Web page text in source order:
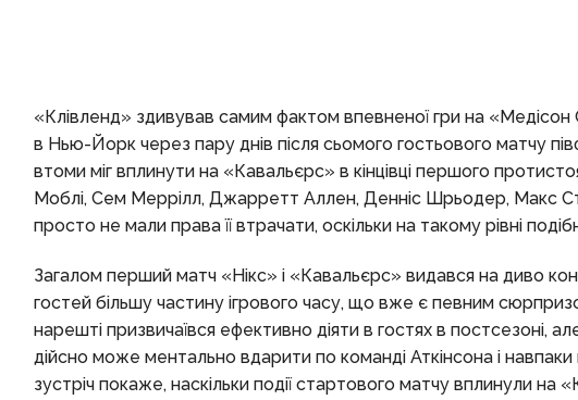
«Клівленд» здивував самим фактом впевненої гри на «Медісон
в Нью-Йорк через пару днів після сьомого гостьового матчу
втоми міг вплинути на «Кавальєрс» в кінцівці першого
Моблі, Сем Меррілл, Джарретт Аллен, Денніс Шрьодер, Макс
просто не мали права її втрачати, оскільки на такому рівні
Загалом перший матч «Нікс» і «Кавальєрс» видався на диво
гостей більшу частину ігрового часу, що вже є певним
нарешті призвичаївся ефективно діяти в гостях в постсезоні,
дійсно може ментально вдарити по команді Аткінсона і
зустріч покаже, наскільки події стартового матчу вплинули на